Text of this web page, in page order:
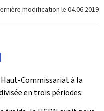
modification le 04.06.2019
Commissariat à la
en trois périodes: